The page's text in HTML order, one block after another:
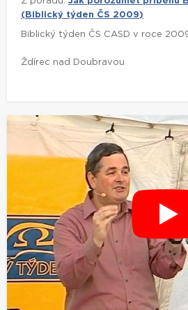
(Biblický týden ČS 2009)
Biblický týden ČS CASD v roce
Ždírec nad Doubravou